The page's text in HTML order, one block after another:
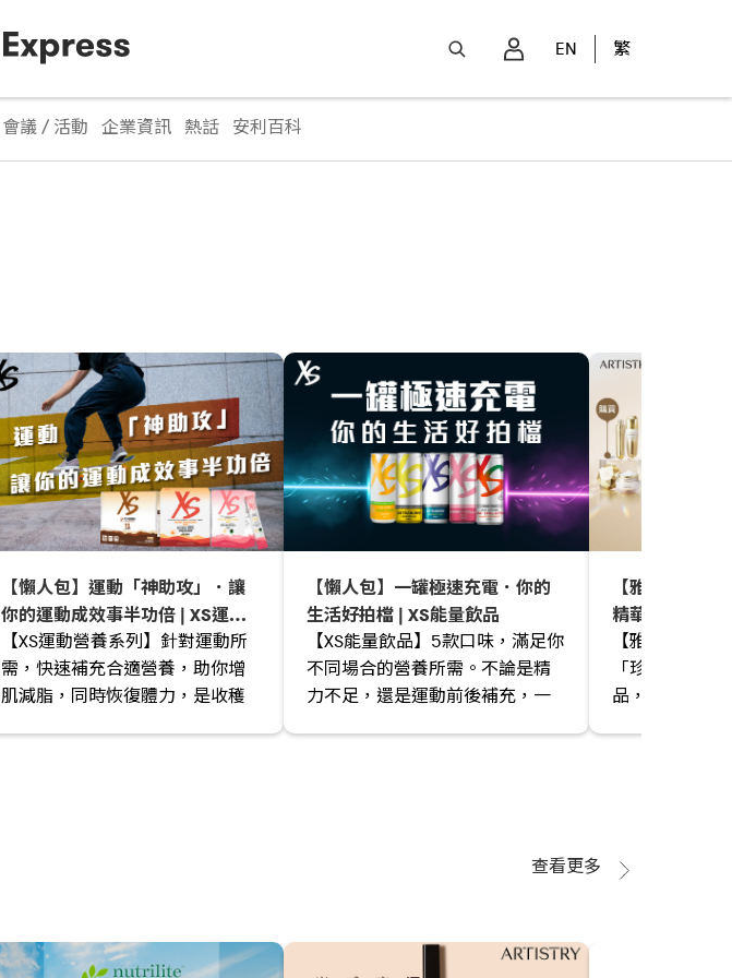
EN 繁
會議 / 活動 企業資訊 熱話 安利百科
【懶人包】運動「神助攻」．讓
你的運動成效事半功倍 | XS運動
營養系列
【XS運動營養系列】針對運動所
需，快速補充合適營養，助你增
肌減脂，同時恢復體力，是收穫
【懶人包】一罐極速充電．你的
生活好拍檔 | XS能量飲品
【XS能量飲品】5款口味，滿足你
不同場合的營養所需。不論是精
力不足，還是運動前後補充，一
【雅姿金鑽賦
精華篇現已登
遇將於6月11
_x
【雅姿金鑽賦
「珍藏禮盒篇
品，激活肌膚
查看更多